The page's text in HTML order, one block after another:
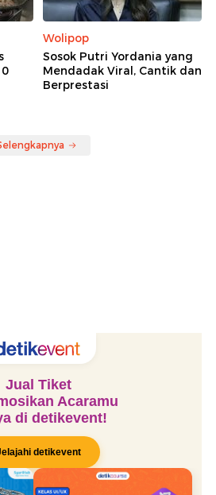
Wolipop
Sosok Putri Yordania yang
Mendadak Viral, Cantik dan
Berprestasi